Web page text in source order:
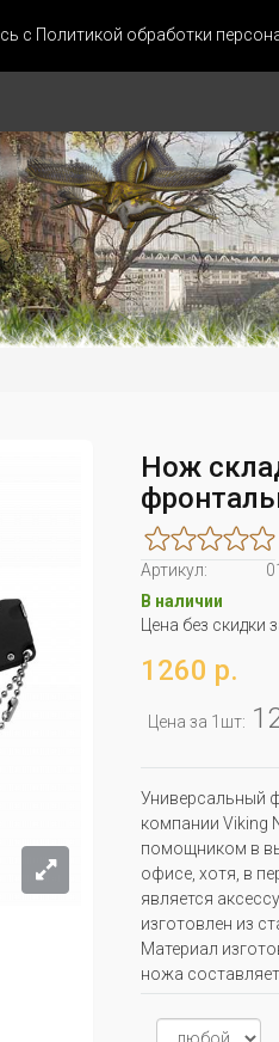
с Политикой обработки
Нож
Артикул:
В наличии
Цена без скидки
1260 р.
Цена за 1шт:
Универсальный
компании Viking
помощником в
офисе, хотя, в
является
изготовлен из
Материал
ножа